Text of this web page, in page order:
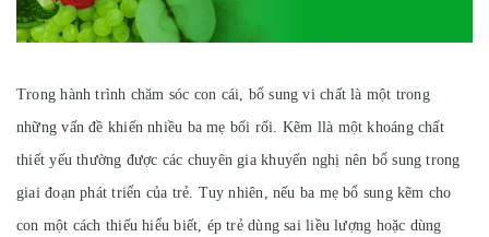
Trong hành trình chăm sóc con cái, bổ sung vi chất là một trong
những vấn đề khiến nhiều ba mẹ bối rối. Kẽm llà một khoáng chất
thiết yếu thường được các chuyên gia khuyến nghị nên bổ sung trong
giai đoạn phát triển của trẻ. Tuy nhiên, nếu ba mẹ bổ sung kẽm cho
con một cách thiếu hiểu biết, ép trẻ dùng sai liều lượng hoặc dùng